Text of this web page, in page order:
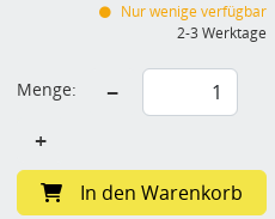
Nur wenige verfügbar
2-3 Werktage
Menge:
−
+
In den Warenkorb